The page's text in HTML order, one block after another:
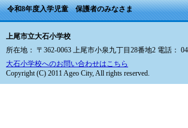
令和8年度入学児童 保護者のみなさま
上尾市立大石小学校
所在地： 〒362-0063 上尾市小泉九丁目28番地2 電話：
大石小学校へのお問い合わせはこちら
Copyright (C) 2011 Ageo City, All rights reserved.